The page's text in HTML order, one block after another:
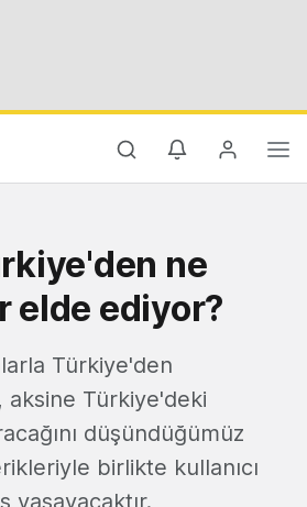
ne
elde ediyor?
Türkiye'den
aksine Türkiye'deki
düşündüğümüz
birlikte kullanıcı
yaşayacaktır.